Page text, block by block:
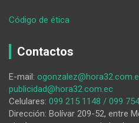
Código de ética
la
mediática
Contactos
E-mail:
publicidad@hora32.com.ec
Celulares: 099 215 1148 / 099
Dirección: Bolívar 209-52, entre